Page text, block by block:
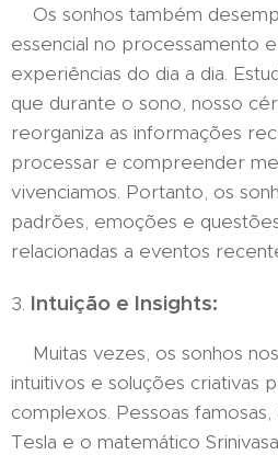
Os sonhos também
essencial no processamento
experiências do dia a dia.
que durante o sono, nosso
reorganiza as informações
processar e compreender
vivenciamos. Portanto, os
padrões, emoções e
relacionadas a eventos
3. Intuição e Insights:
Muitas vezes, os sonhos
intuitivos e soluções criativas
complexos. Pessoas
Tesla e o matemático